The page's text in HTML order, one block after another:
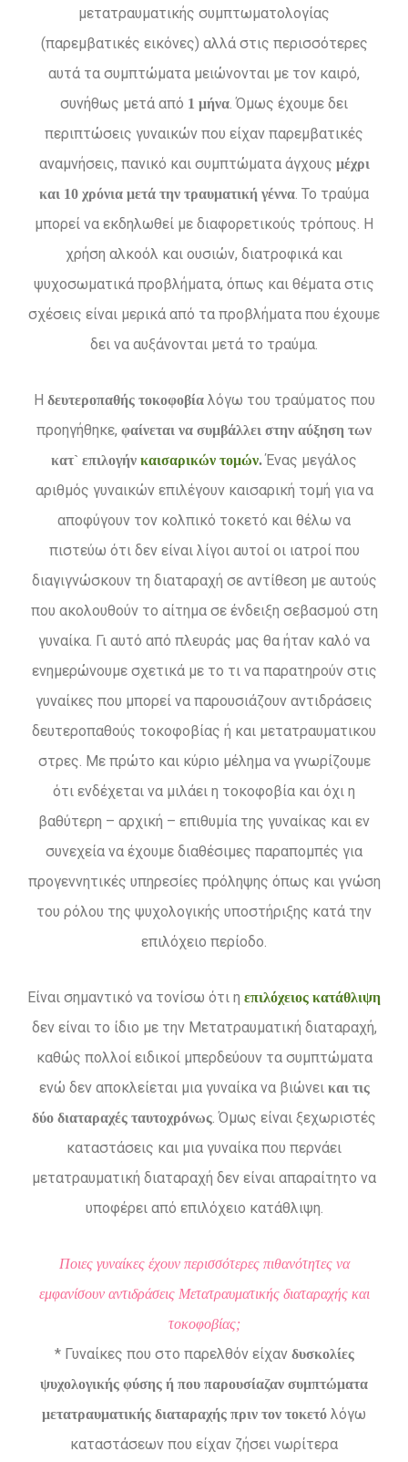
μετατραυματικής συμπτωματολογίας
(παρεμβατικές εικόνες) αλλά στις περισσότερες
αυτά τα συμπτώματα μειώνονται με τον καιρό,
συνήθως μετά από 1 μήνα . Όμως έχουμε δει
περιπτώσεις γυναικών που είχαν παρεμβατικές
αναμνήσεις, πανικό και συμπτώματα άγχους μέχρι
και 10 χρόνια μετά την τραυματική γέννα . Το τραύμα
μπορεί να εκδηλωθεί με διαφορετικούς τρόπους. Η
χρήση αλκοόλ και ουσιών, διατροφικά και
ψυχοσωματικά προβλήματα, όπως και θέματα στις
σχέσεις είναι μερικά από τα προβλήματα που έχουμε
δει να αυξάνονται μετά το τραύμα.
Η δευτεροπαθής τοκοφοβίαλόγω του τραύματος που
προηγήθηκε, φαίνεται να συμβάλλει στην αύξηση των
κατ` επιλογήν καισαρικών τομών.Ένας μεγάλος
αριθμός γυναικών επιλέγουν καισαρική τομή για να
αποφύγουν τον κολπικό τοκετό και θέλω να
πιστεύω ότι δεν είναι λίγοι αυτοί οι ιατροί που
διαγιγνώσκουν τη διαταραχή σε αντίθεση με αυτούς
που ακολουθούν το αίτημα σε ένδειξη σεβασμού στη
γυναίκα. Γι αυτό από πλευράς μας θα ήταν καλό να
ενημερώνουμε σχετικά με το τι να παρατηρούν στις
γυναίκες που μπορεί να παρουσιάζουν αντιδράσεις
δευτεροπαθούς τοκοφοβίας ή και μετατραυματικου
στρες. Με πρώτο και κύριο μέλημα να γνωρίζουμε
ότι ενδέχεται να μιλάει η τοκοφοβία και όχι η
βαθύτερη – αρχική – επιθυμία της γυναίκας και εν
συνεχεία να έχουμε διαθέσιμες παραπομπές για
προγεννητικές υπηρεσίες πρόληψης όπως και γνώση
του ρόλου της ψυχολογικής υποστήριξης κατά την
επιλόχειο περίοδο.
Είναι σημαντικό να τονίσω ότι η επιλόχειος κατάθλιψη
δεν είναι το ίδιο με την Μετατραυματική διαταραχή,
καθώς πολλοί ειδικοί μπερδεύουν τα συμπτώματα
ενώ δεν αποκλείεται μια γυναίκα να βιώνεικαι τις
δύο διαταραχές ταυτοχρόνως . Όμως είναι ξεχωριστές
καταστάσεις και μια γυναίκα που περνάει
μετατραυματική διαταραχή δεν είναι απαραίτητο να
υποφέρει από επιλόχειο κατάθλιψη.
Ποιες γυναίκες έχουν περισσότερες πιθανότητες να
εμφανίσουν αντιδράσεις Μετατραυματικής διαταραχής και
τοκοφοβίας;
* Γυναίκες που στο παρελθόν είχαν δυσκολίες
ψυχολογικής φύσης ή που παρουσίαζαν συμπτώματα
μετατραυματικής διαταραχής πριν τον τοκετό λόγω
καταστάσεων που είχαν ζήσει νωρίτερα